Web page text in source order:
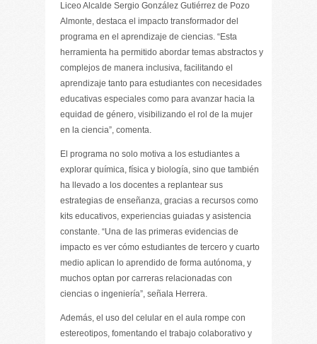
Liceo Alcalde Sergio González Gutiérrez de Pozo
Almonte, destaca el impacto transformador del
programa en el aprendizaje de ciencias. “Esta
herramienta ha permitido abordar temas abstractos y
complejos de manera inclusiva, facilitando el
aprendizaje tanto para estudiantes con necesidades
educativas especiales como para avanzar hacia la
equidad de género, visibilizando el rol de la mujer
en la ciencia”, comenta.
El programa no solo motiva a los estudiantes a
explorar química, física y biología, sino que también
ha llevado a los docentes a replantear sus
estrategias de enseñanza, gracias a recursos como
kits educativos, experiencias guiadas y asistencia
constante. “Una de las primeras evidencias de
impacto es ver cómo estudiantes de tercero y cuarto
medio aplican lo aprendido de forma autónoma, y
muchos optan por carreras relacionadas con
ciencias o ingeniería”, señala Herrera.
Además, el uso del celular en el aula rompe con
estereotipos, fomentando el trabajo colaborativo y